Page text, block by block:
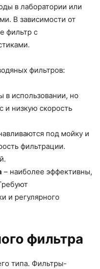
в лаборатории или
В зависимости от
фильтр с
фильтров:
в использовании, но
и низкую скорость
под мойку и
фильтрации.
– наиболее эффективны,
и регулярного
фильтра
типа. Фильтры-